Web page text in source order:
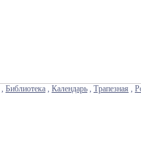
, Библиотека , Календарь , Трапезная ,